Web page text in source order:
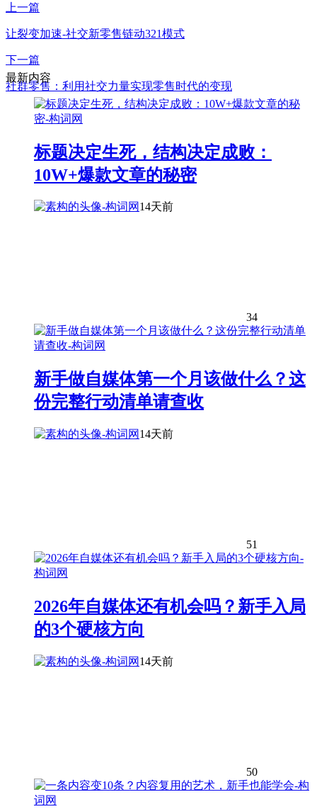
上一篇
让裂变加速-社交新零售链动321模式
下一篇
社群零售：利用社交力量实现零售时代的变现
最新内容
标题决定生死，结构决定成败：
10W+爆款文章的秘密
14天前
34
新手做自媒体第一个月该做什么？这
份完整行动清单请查收
14天前
51
2026年自媒体还有机会吗？新手入局
的3个硬核方向
14天前
50